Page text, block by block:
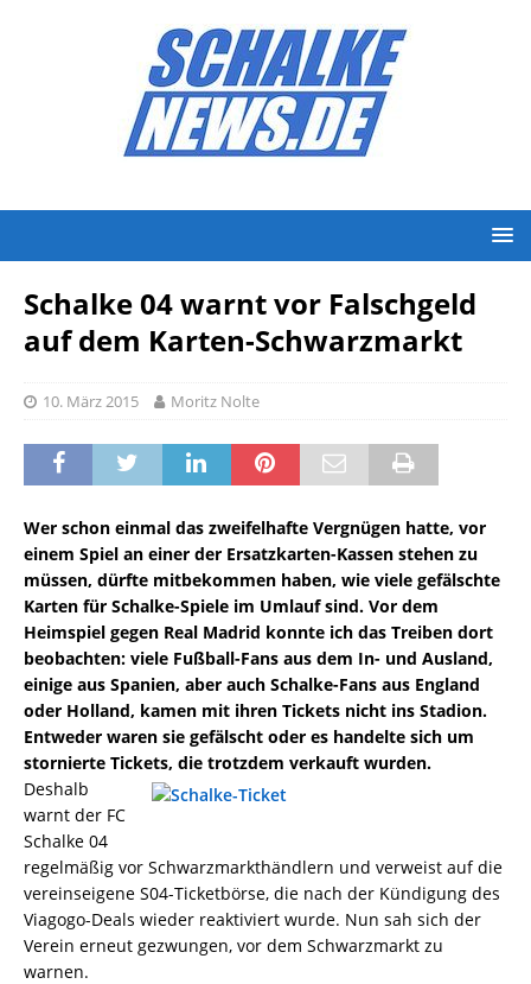
Schalke 04 warnt vor Falschgeld
auf dem Karten-Schwarzmarkt
10. März 2015 Moritz Nolte
Wer schon einmal das zweifelhafte Vergnügen hatte, vor
einem Spiel an einer der Ersatzkarten-Kassen stehen zu
müssen, dürfte mitbekommen haben, wie viele gefälschte
Karten für Schalke-Spiele im Umlauf sind. Vor dem
Heimspiel gegen Real Madrid konnte ich das Treiben dort
beobachten: viele Fußball-Fans aus dem In- und Ausland,
einige aus Spanien, aber auch Schalke-Fans aus England
oder Holland, kamen mit ihren Tickets nicht ins Stadion.
Entweder waren sie gefälscht oder es handelte sich um
stornierte Tickets, die trotzdem verkauft wurden.
Deshalb
warnt der FC
Schalke 04
regelmäßig vor Schwarzmarkthändlern und verweist auf die
vereinseigene S04-Ticketbörse, die nach der Kündigung des
Viagogo-Deals wieder reaktiviert wurde. Nun sah sich der
Verein erneut gezwungen, vor dem Schwarzmarkt zu
warnen.